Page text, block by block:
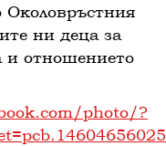
Околовръстния
ни деца за
и отношението
photo/?